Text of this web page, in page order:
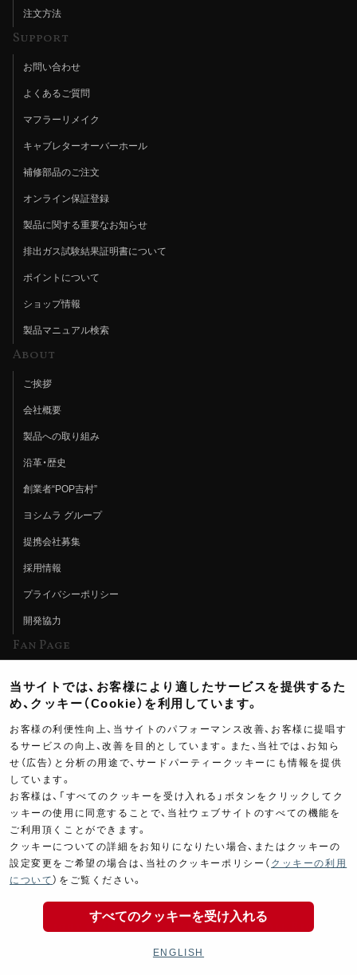
注文方法
Support
お問い合わせ
よくあるご質問
マフラーリメイク
キャブレターオーバーホール
補修部品のご注文
オンライン保証登録
製品に関する重要なお知らせ
排出ガス試験結果証明書について
ポイントについて
ショップ情報
製品マニュアル検索
About
ご挨拶
会社概要
製品への取り組み
沿革・歴史
創業者“POP吉村”
ヨシムラ グループ
提携会社募集
採用情報
プライバシーポリシー
開発協力
Fan Page
ヨシムラTV
イベント情報
イベントスケジュール
ツーリングブレイクタイム
製品ポスター
Copyright ©YOSHIMURA JAPAN Co,Ltd. All Rights
当サイトでは、お客様により適したサービスを提供するた
め、クッキー（Cookie）を利用しています。
お客様の利便性向上、当サイトのパフォーマンス改善、お客様に提唱す
るサービスの向上、改善を目的としています。また、当社では、お知ら
せ（広告）と分析の用途で、サードパーティークッキーにも情報を提供
しています。
お客様は、「すべてのクッキーを受け入れる」ボタンをクリックしてク
ッキーの使用に同意することで、当社ウェブサイトのすべての機能を
ご利用頂くことができます。
クッキーについての詳細をお知りになりたい場合、またはクッキーの
設定変更をご希望の場合は、当社のクッキーポリシー（ クッキーの利用
について ）をご覧ください。
すべてのクッキーを受け入れる
ENGLISH